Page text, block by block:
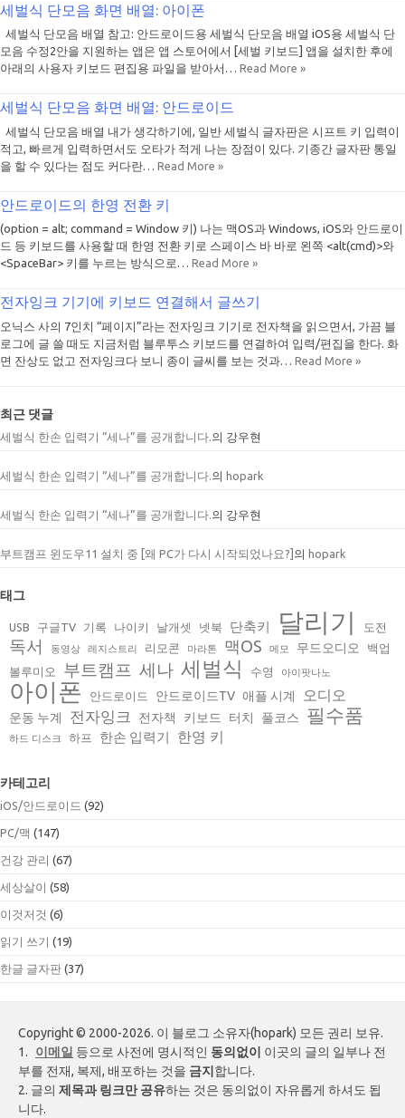
세벌식 단모음 화면 배열: 아이폰
세벌식 단모음 배열 참고: 안드로이드용 세벌식 단모음 배열 iOS용 세벌식 단
모음 수정2안을 지원하는 앱은 앱 스토어에서 [세벌 키보드] 앱을 설치한 후에
아래의 사용자 키보드 편집용 파일을 받아서… Read More »
세벌식 단모음 화면 배열: 안드로이드
세벌식 단모음 배열 내가 생각하기에, 일반 세벌식 글자판은 시프트 키 입력이
적고, 빠르게 입력하면서도 오타가 적게 나는 장점이 있다. 기종간 글자판 통일
을 할 수 있다는 점도 커다란… Read More »
안드로이드의 한영 전환 키
(option = alt; command = Window 키) 나는 맥OS과 Windows, iOS와 안드로이
드 등 키보드를 사용할 때 한영 전환 키로 스페이스 바 바로 왼쪽 <alt(cmd)>와
<SpaceBar> 키를 누르는 방식으로… Read More »
전자잉크 기기에 키보드 연결해서 글쓰기
오닉스 사의 7인치 “페이지”라는 전자잉크 기기로 전자책을 읽으면서, 가끔 블
로그에 글 쓸 때도 지금처럼 블루투스 키보드를 연결하여 입력/편집을 한다. 화
면 잔상도 없고 전자잉크다 보니 종이 글씨를 보는 것과… Read More »
최근 댓글
세벌식 한손 입력기 “세나”를 공개합니다. 의 강우현
세벌식 한손 입력기 “세나”를 공개합니다. 의 hopark
세벌식 한손 입력기 “세나”를 공개합니다. 의 강우현
부트캠프 윈도우11 설치 중 [왜 PC가 다시 시작되었나요?] 의 hopark
태그
USB 구글TV 기록 나이키 날개셋 넷북 단축키 달리기 도전
독서 동영상 레지스트리 리모콘 마라톤 맥OS 메모 무드오디오
백업
볼루미오
부트캠프 세나 세벌식 수영 아이팟나노
아이폰 안드로이드 안드로이드TV 애플 시계 오디오
운동 누계 전자잉크 전자책 키보드 터치 풀코스 필수품
하드 디스크 하프 한손 입력기 한영 키
카테고리
iOS/안드로이드 (92)
PC/맥 (147)
건강 관리 (67)
세상살이 (58)
이것저것 (6)
읽기 쓰기 (19)
한글 글자판 (37)
Copyright © 2000-2026. 이 블로그 소유자(hopark) 모든 권리 보유.
1.
이메일 등으로 사전에 명시적인 동의없이 이곳의 글의 일부나 전
부를 전재, 복제, 배포하는 것을 금지 합니다.
2. 글의 제목과 링크만 공유하는 것은 동의없이 자유롭게 하셔도 됩
니다.